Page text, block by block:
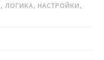
, ЛОГИКА, НАСТРОЙКИ,